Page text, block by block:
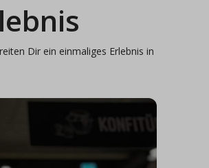
Dir ein einmaliges Erlebnis in